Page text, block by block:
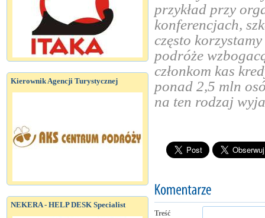
Kierownik Agencji Turystycznej
NEKERA - HELP DESK Specialist
przykład przy
konferencjach,
często
podróże
członkom kas
ponad 2,5 mln
na ten rodzaj
Treść